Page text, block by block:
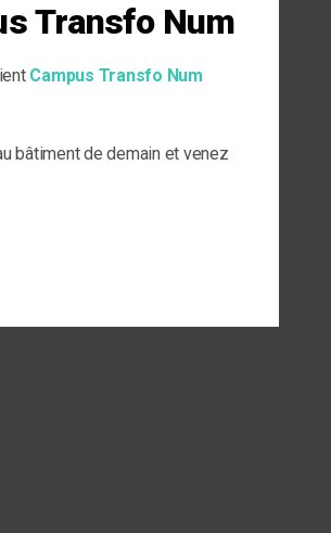
Transfo Num
Campus Transfo Num
bâtiment de demain et venez